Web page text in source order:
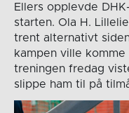
Ellers opplevde
starten. Ola H.
trent alternativt
kampen ville
treningen fredag
slippe ham til på